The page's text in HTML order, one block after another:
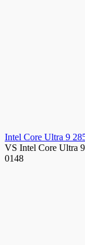
Intel Core Ultra 9
VS Intel Core Ultra
0148